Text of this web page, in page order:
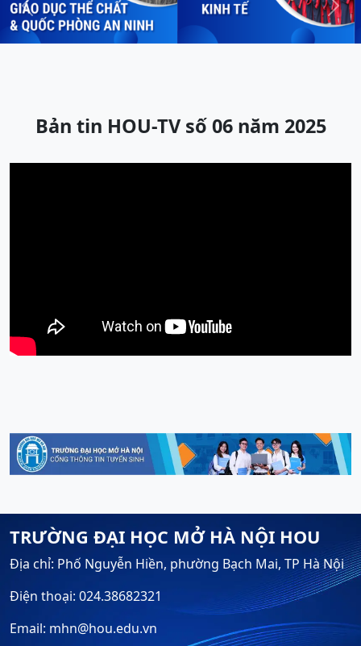
Previous Next
Bản tin HOU-TV số 06 năm 2025
TRƯỜNG ĐẠI HỌC MỞ HÀ NỘI HOU
Địa chỉ: Phố Nguyễn Hiền, phường Bạch Mai, TP Hà Nội
Điện thoại: 024.38682321
Email: mhn@hou.edu.vn